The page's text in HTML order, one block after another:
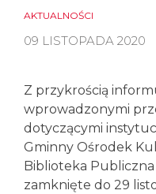
AKTUALNOŚCI
09 LISTOPADA 2020
Z przykrością
wprowadzonymi
dotyczącymi
Gminny Ośrodek
Biblioteka
zamknięte do 29